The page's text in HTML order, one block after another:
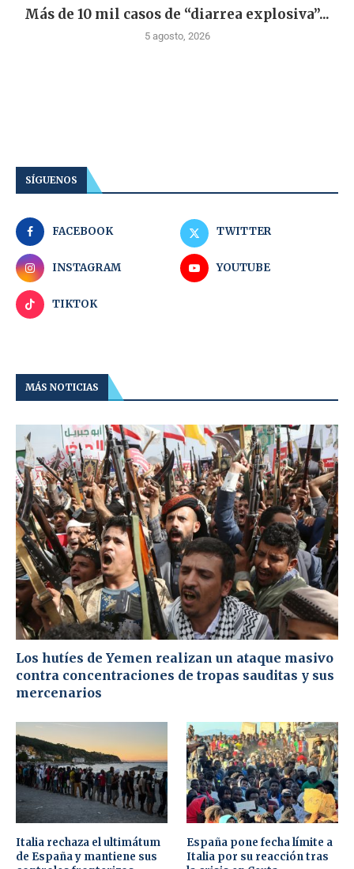
Más de 10 mil casos de “diarrea explosiva”...
5 agosto, 2026
SÍGUENOS
FACEBOOK TWITTER
INSTAGRAM YOUTUBE
TIKTOK
MÁS NOTICIAS
Los hutíes de Yemen realizan un ataque masivo
contra concentraciones de tropas sauditas y sus
mercenarios
Italia rechaza el ultimátum
de España y mantiene sus
España pone fecha límite a
Italia por su reacción tras